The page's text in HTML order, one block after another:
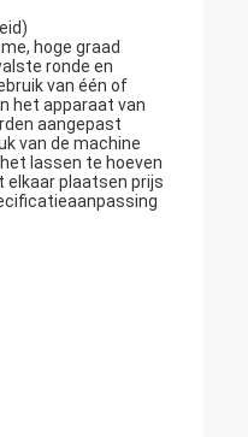
hoge graad
ronde en
van één of
het apparaat van
aangepast
van de machine
lassen te hoeven
elkaar plaatsen prijs